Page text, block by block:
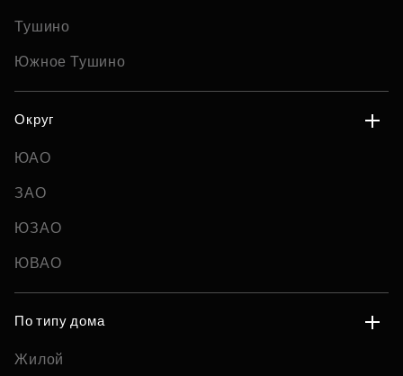
Тушино
Южное Тушино
Округ
ЮАО
ЗАО
ЮЗАО
ЮВАО
По типу дома
Жилой